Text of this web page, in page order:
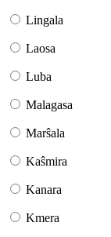
Lingala
Laosa
Luba
Malagasa
Marŝala
Kaŝmira
Kanara
Kmera